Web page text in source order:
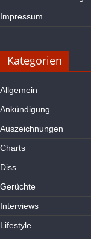
Impressum
Kategorien
Allgemein
Ankündigung
Auszeichnungen
Charts
Diss
Gerüchte
Interviews
Lifestyle